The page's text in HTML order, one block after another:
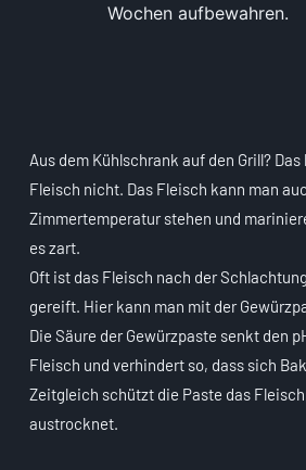
Wochen aufbewahren.
Aus dem Kühlschrank auf den Grill?
Fleisch nicht. Das Fleisch kann man
Zimmertemperatur stehen und
es zart.
Oft ist das Fleisch nach der
gereift. Hier kann man mit der
Die Säure der Gewürzpaste senkt den
Fleisch und verhindert so, dass sich
Zeitgleich schützt die Paste das
austrocknet.